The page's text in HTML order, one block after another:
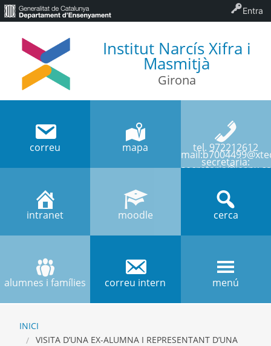
Institut Narcís Xifra i
Masmitjà
Girona
correu mapa tel. 972212612
secretaria:
intranet moodle cerca
alumnes i famílies correu intern menú
INICI
VISITA D’UNA EX-ALUMNA I REPRESENTANT D’UNA
Entra